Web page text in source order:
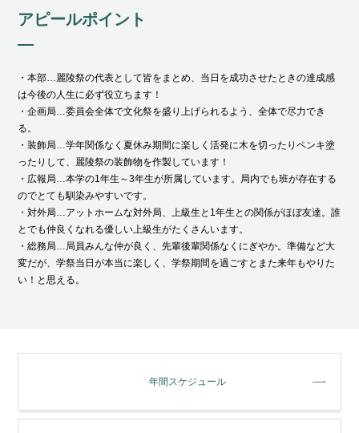
アピールポイント
・本部…麗陵祭の代表として皆をまとめ、当日を成功させたときの達成感
は今後の人生に必ず役立ちます！
・企画局…委員会全体で文化祭を盛り上げられるよう、全体で尽力でき
る。
・装飾局…学年関係なく夏休み期間に楽しく活発に木を切ったりペンキ塗
った りして、麗陵祭の装飾物を作製しています！
・広報局…本学の1年生～3年生が所属しています。局内でも班が存在する
のでとても馴染みやすいです。
・対外局…アットホームな対外局、上級生と1年生との関係がほぼ友達。誰
とでも仲良くなれる優しい上級生がたくさんいます。
・総務局…局員みんな仲が良く、先輩後輩関係なくにぎやか。準備など大
変だが、学祭当日が本当に楽しく、学祭期間を過ごすとまた来年もやりた
い！と思える。
年間スケジュール